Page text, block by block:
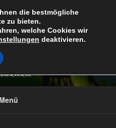
Menü
die bestmögliche
zu bieten.
welche Cookies wir
deaktivieren.